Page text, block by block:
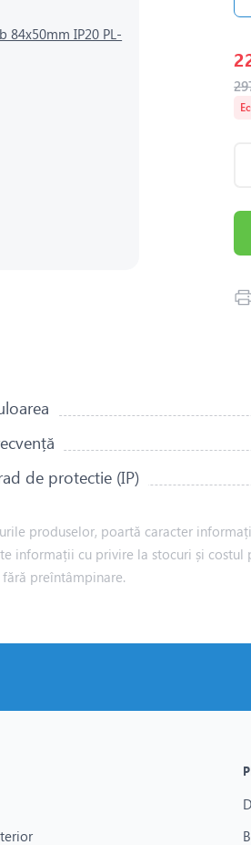
de protectie (IP)
produselor, poartă caracter
informații cu privire la stocuri și
preîntâmpinare.